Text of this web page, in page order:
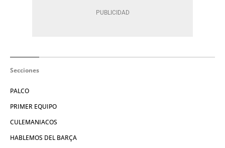
Secciones
PALCO
PRIMER EQUIPO
CULEMANIACOS
HABLEMOS DEL BARÇA